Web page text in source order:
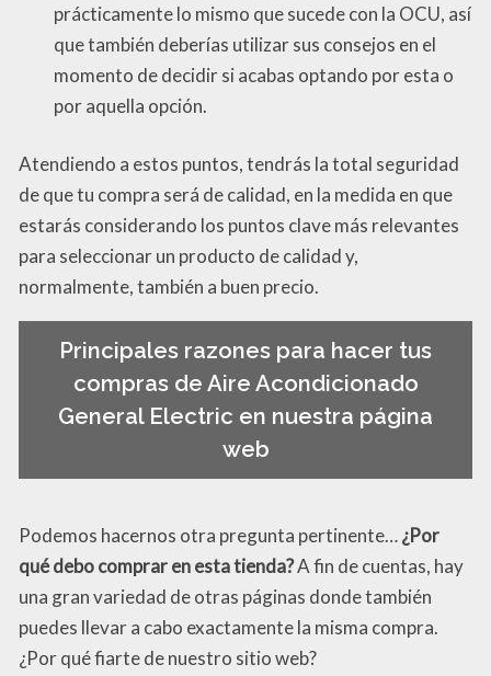
prácticamente lo mismo que sucede con la OCU, así
que también deberías utilizar sus consejos en el
momento de decidir si acabas optando por esta o
por aquella opción.
Atendiendo a estos puntos, tendrás la total seguridad
de que tu compra será de calidad, en la medida en que
estarás considerando los puntos clave más relevantes
para seleccionar un producto de calidad y,
normalmente, también a buen precio.
Principales razones para hacer tus
compras de Aire Acondicionado
General Electric en nuestra página
web
Podemos hacernos otra pregunta pertinente…¿Por
qué debo comprar en esta tienda?A fin de cuentas, hay
una gran variedad de otras páginas donde también
puedes llevar a cabo exactamente la misma compra.
¿Por qué fiarte de nuestro sitio web?